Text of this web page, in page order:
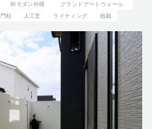
和モダン外構
グランドアートウォール
門柱 人工芝 ライティング 植栽